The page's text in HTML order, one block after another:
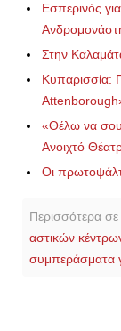
Εσπερινός
Στην
Κυπαρισσία:
«Θέλω να
Ανοιχτό
Οι
Περισσότερα
αστικών
συμπεράσματα